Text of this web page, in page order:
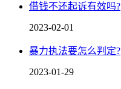
借钱不还起诉有效吗?
2023-02-01
暴力执法要怎么判定?
2023-01-29